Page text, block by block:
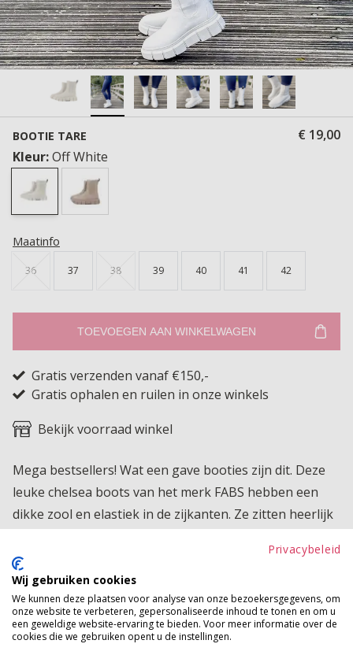
BOOTIE TARE
€ 19,00
Kleur:Off White
Maatinfo
36 37 38 39 40 41 42
TOEVOEGEN AAN WINKELWAGEN
Gratis verzenden vanaf €150,-
Gratis ophalen en ruilen in onze winkels
Bekijk voorraad winkel
Mega bestsellers! Wat een gave booties zijn dit. Deze
leuke chelsea boots van het merk FABS hebben een
dikke zool en elastiek in de zijkanten. Ze zitten heerlijk
Product kenmerken
Betaalinformatie
MAAK JE LOOK COMPLEET
Privacybeleid
Wij gebruiken cookies
We kunnen deze plaatsen voor analyse van onze bezoekersgegevens, om
onze website te verbeteren, gepersonaliseerde inhoud te tonen en om u
een geweldige website-ervaring te bieden. Voor meer informatie over de
cookies die we gebruiken opent u de instellingen.